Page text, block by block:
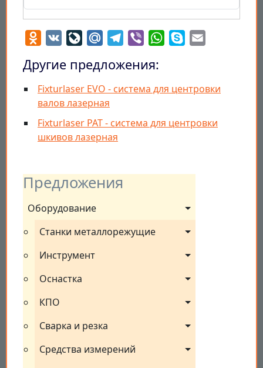
Предложения
Оборудование
Станки металлорежущие
Инструмент
Оснастка
КПО
Сварка и резка
Средства измерений
Odnoklassniki
VK LiveJournal
Mail.RuTelegram
Viber WhatsApp
Skype
Другие предложения:
Fixturlaser EVO - система для центровки
валов лазерная
Fixturlaser РАТ - система для центровки
шкивов лазерная